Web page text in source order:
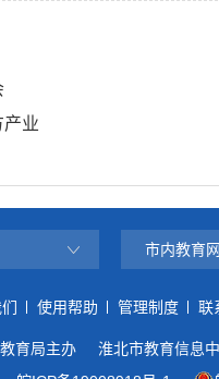
业
市内教育
使用帮助 管理制度 联
育局主办
淮北市教育信息